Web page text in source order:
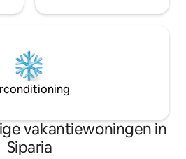
vakantiewoningen in
Siparia